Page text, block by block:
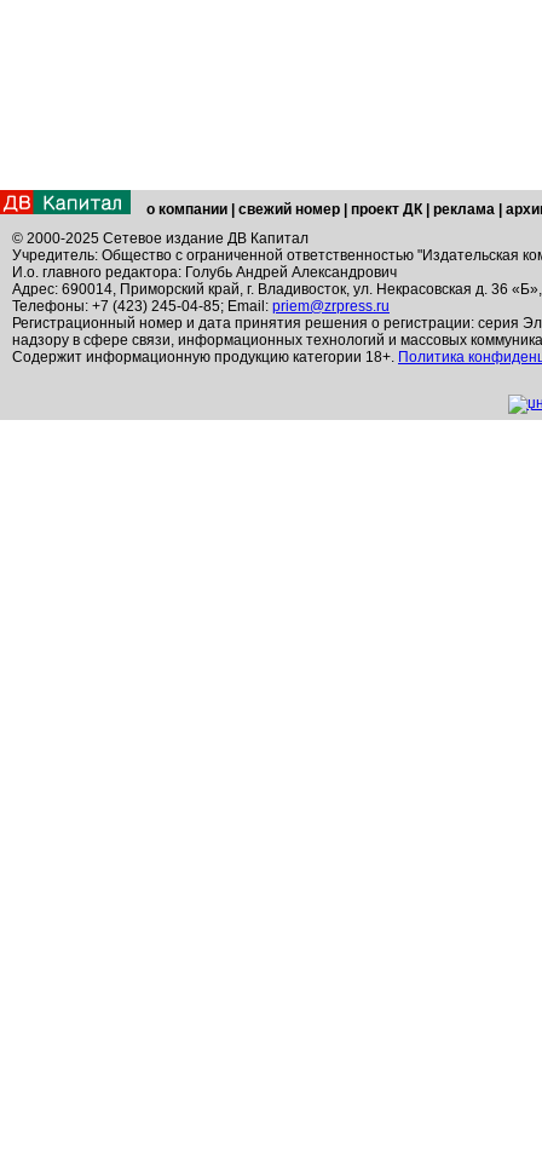
о компании свежий номер проект ДК реклама
© 2000-2025 Сетевое издание ДВ Капитал
Учредитель: Общество с ограниченной ответственностью "Издательская
И.о. главного редактора: Голубь Андрей Александрович
Адрес: 690014, Приморский край, г. Владивосток, ул. Некрасовская д. 36
Телефоны: +7 (423) 245-04-85; Email: priem@zrpress.ru
Регистрационный номер и дата принятия решения о регистрации: серия
надзору в сфере связи, информационных технологий и массовых
Содержит информационную продукцию категории 18+. Политика